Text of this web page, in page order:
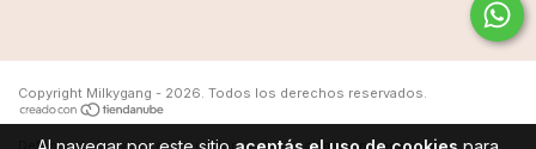
Copyright Milkygang - 2026. Todos los derechos reservados.